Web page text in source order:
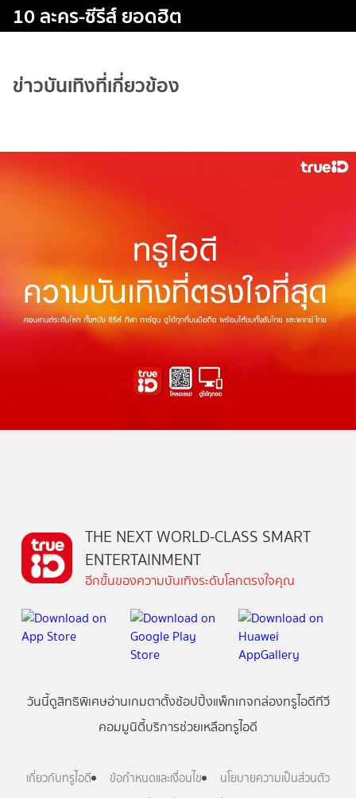
10 ละคร-ซีรีส์ ยอดฮิต
ข่าวบันเทิงที่เกี่ยวข้อง
THE NEXT WORLD-CLASS SMART
ENTERTAINMENT
อีกขั้นของความบันเทิงระดับโลกตรงใจคุณ
วันนี้ดูสิทธิพิเศษอ่านเกมตาตั้งช้อปปิ้งแพ็กเกจกล่องทรูไอดีทีวี
คอมมูนิตี้บริการช่วยเหลือทรูไอดี
เกี่ยวกับทรูไอดี ข้อกำหนดและเงื่อนไข
นโยบายความเป็นส่วนตัว